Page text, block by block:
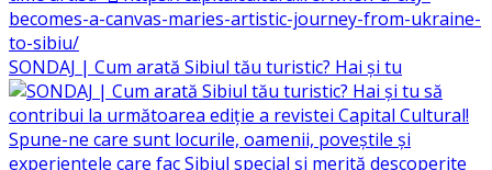
SONDAJ | Cum arată Sibiul tău turistic? Hai și tu